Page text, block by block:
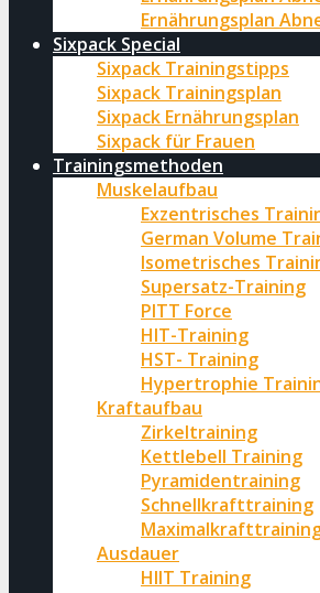
Ernährungsplan
Sixpack Special
Sixpack Trainingstipps
Sixpack Trainingsplan
Sixpack Ernährungsplan
Sixpack für Frauen
Trainingsmethoden
Muskelaufbau
Exzentrisches
German Volume
Isometrisches
Supersatz-Training
PITT Force
HIT-Training
HST- Training
Hypertrophie
Kraftaufbau
Zirkeltraining
Kettlebell Training
Pyramidentraining
Schnellkrafttraining
Ausdauer
HIIT Training